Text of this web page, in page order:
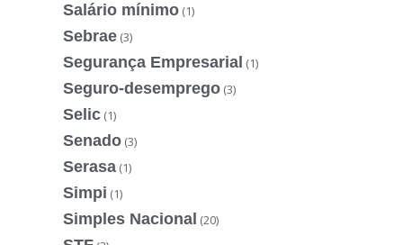
Salário mínimo (1)
Sebrae (3)
Segurança Empresarial (1)
Seguro-desemprego (3)
Selic (1)
Senado (3)
Serasa (1)
Simpi (1)
Simples Nacional (20)